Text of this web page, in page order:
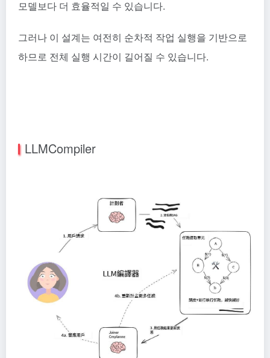
모델보다 더 효율적일 수 있습니다.
그러나 이 설계는 여전히 순차적 작업 실행을 기반으로
하므로 전체 실행 시간이 길어질 수 있습니다.
LLMCompiler